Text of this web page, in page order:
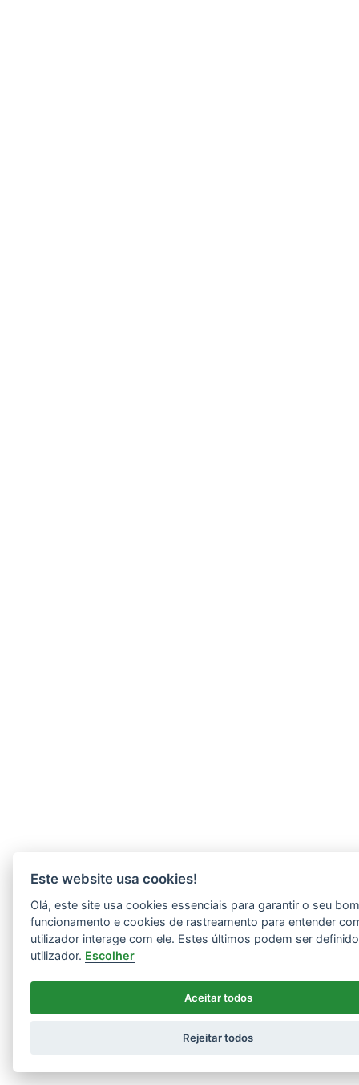
Este website usa cookies!
Olá, este site usa cookies essenciais para garantir o seu
funcionamento e cookies de rastreamento para entender
utilizador interage com ele. Estes últimos podem ser
utilizador. Escolher
Aceitar todos
Rejeitar todos